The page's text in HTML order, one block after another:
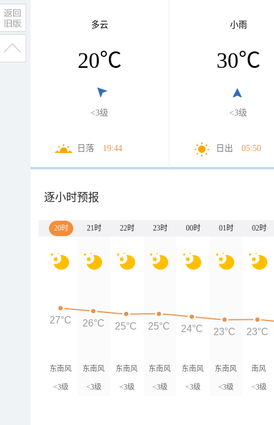
多云
20℃
<3级
日落 19:44
小雨
30℃
<3级
日出 05:50
逐小时预报
20时 21时 22时 23时 00时 01时 02时
东南风
<3级
东南风
<3级
东南风
<3级
东南风
<3级
东南风
<3级
东南风
<3级
南风
<3级
27°C 26°C 25°C 25°C 24°C 23°C 23°C